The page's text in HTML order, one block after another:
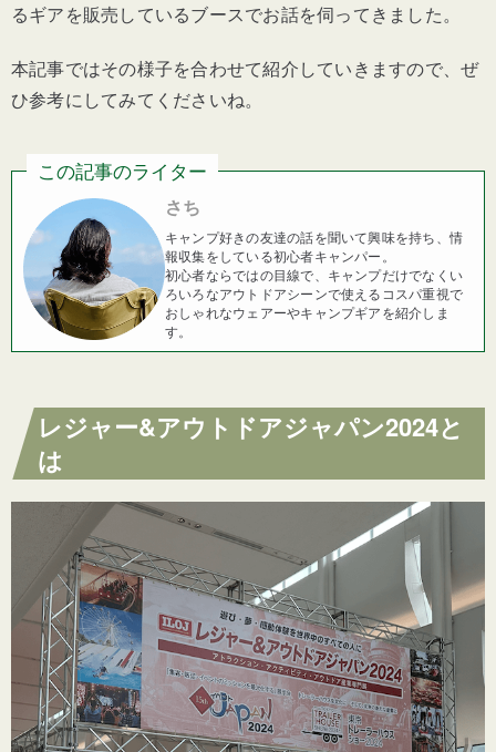
るギアを販売しているブースでお話を伺ってきました。
本記事ではその様子を合わせて紹介していきますので、ぜ
ひ参考にしてみてくださいね。
この記事のライター
さち
キャンプ好きの友達の話を聞いて興味を持ち、情
報収集をしている初心者キャンパー。
初心者ならではの目線で、キャンプだけでなくい
ろいろなアウトドアシーンで使えるコスパ重視で
おしゃれなウェアーやキャンプギアを紹介しま
す。
レジャー&アウトドアジャパン2024と
は